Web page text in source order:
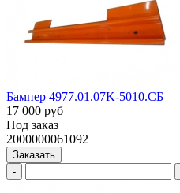
Бампер 4977.01.07K-5010.СБ
17 000 руб
Под заказ
2000000061092
Заказать
-